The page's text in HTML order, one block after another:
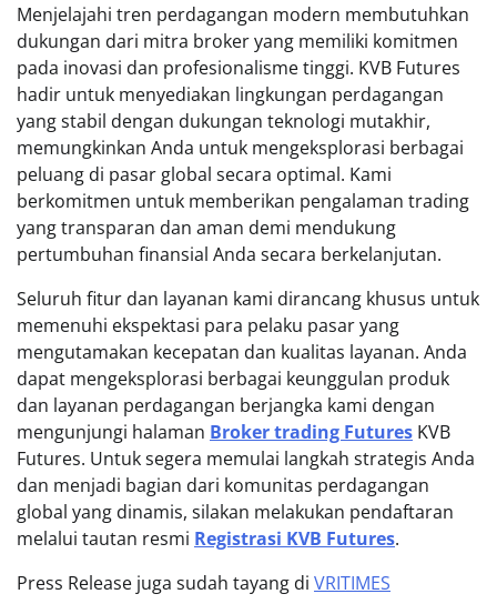
Menjelajahi tren perdagangan modern membutuhkan
dukungan dari mitra broker yang memiliki komitmen
pada inovasi dan profesionalisme tinggi. KVB Futures
hadir untuk menyediakan lingkungan perdagangan
yang stabil dengan dukungan teknologi mutakhir,
memungkinkan Anda untuk mengeksplorasi berbagai
peluang di pasar global secara optimal. Kami
berkomitmen untuk memberikan pengalaman trading
yang transparan dan aman demi mendukung
pertumbuhan finansial Anda secara berkelanjutan.
Seluruh fitur dan layanan kami dirancang khusus untuk
memenuhi ekspektasi para pelaku pasar yang
mengutamakan kecepatan dan kualitas layanan. Anda
dapat mengeksplorasi berbagai keunggulan produk
dan layanan perdagangan berjangka kami dengan
mengunjungi halaman Broker trading Futures KVB
Futures. Untuk segera memulai langkah strategis Anda
dan menjadi bagian dari komunitas perdagangan
global yang dinamis, silakan melakukan pendaftaran
melalui tautan resmi Registrasi KVB Futures.
Press Release juga sudah tayang di VRITIMES